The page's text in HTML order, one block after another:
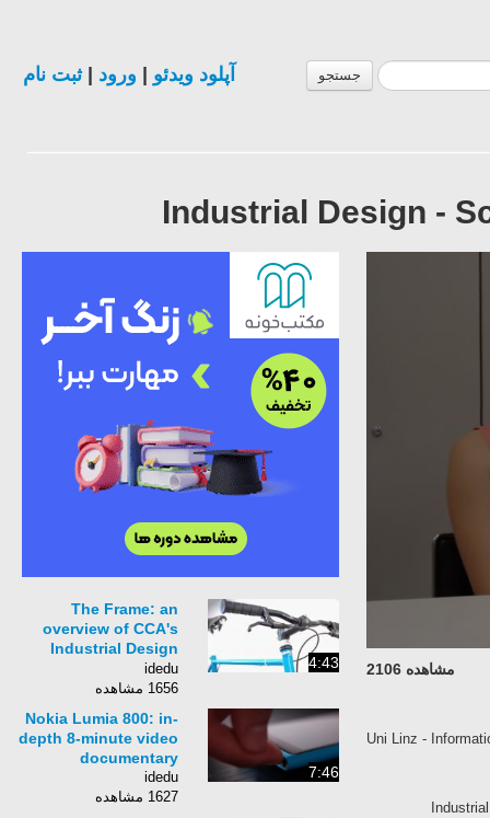
جستجو آپلود ویدئو ورود |ثبت نام
Industrial Design -
مشاهده 2106
Uni Linz -
4:43
The Frame: an
overview of CCA's
Industrial Design
course in bike
building
idedu
1656 مشاهده
7:46
Nokia Lumia 800: in-
depth 8-minute video
documentary
idedu
1627 مشاهده